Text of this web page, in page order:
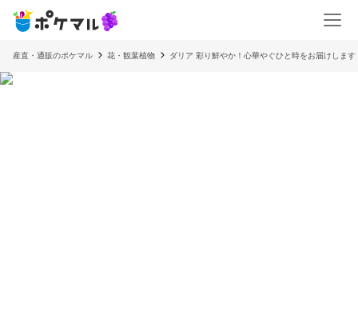
産直・通販のポケマル 花・観葉植物 ダリア 彩り鮮やか！心華やぐひと時をお届けします